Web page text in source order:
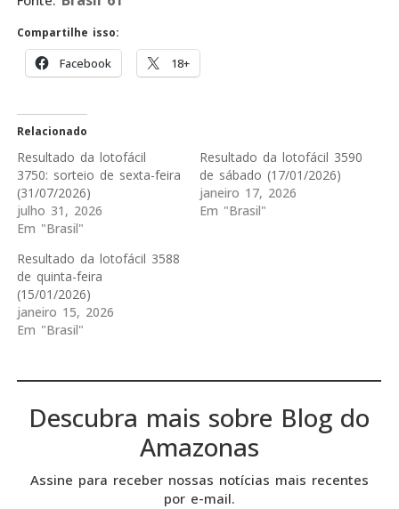
Compartilhe isso:
Facebook 18+
Relacionado
Resultado da lotofácil
3750: sorteio de sexta-feira
(31/07/2026)
julho 31, 2026
Em "Brasil"
Resultado da lotofácil 3590
de sábado (17/01/2026)
janeiro 17, 2026
Em "Brasil"
Resultado da lotofácil 3588
de quinta-feira
(15/01/2026)
janeiro 15, 2026
Em "Brasil"
Descubra mais sobre Blog do
Amazonas
Assine para receber nossas notícias mais recentes
por e-mail.